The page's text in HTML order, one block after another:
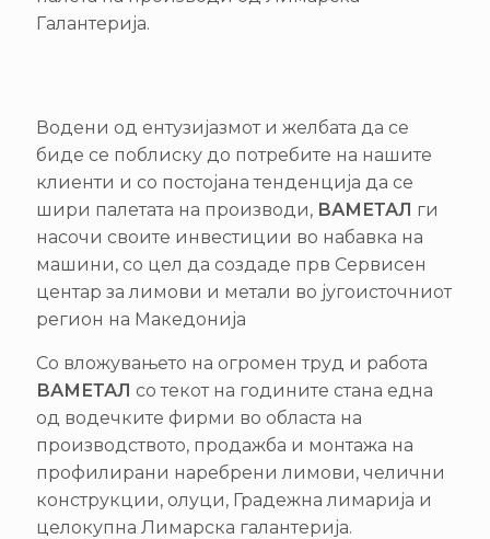
Галантерија.
Водени од ентузијазмот и желбата да се
биде се поблиску до потребите на нашите
клиенти и со постојана тенденција да се
шири палетата на производи, ВАМЕТАЛ ги
насочи своите инвестиции во набавка на
машини, со цел да создаде прв Сервисен
центар за лимови и метали во југоисточниот
регион на Македонија
Со вложувањето на огромен труд и работа
ВАМЕТАЛ со текот на годините стана една
од водечките фирми во областа на
производството, продажба и монтажа на
профилирани наребрени лимови, челични
конструкции, олуци, Градежна лимарија и
целокупна Лимарска галантерија.